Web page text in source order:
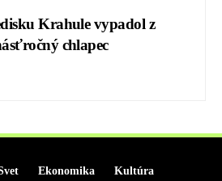
Krahule vypadol z
chlapec
Ekonomika
Kultúra